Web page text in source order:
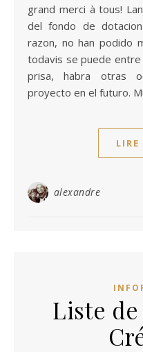
grand merci à tous!
del fondo de
razon, no han podido
todavis se puede entre
prisa, habra otras
proyecto en el futuro.
alexandre
Liste